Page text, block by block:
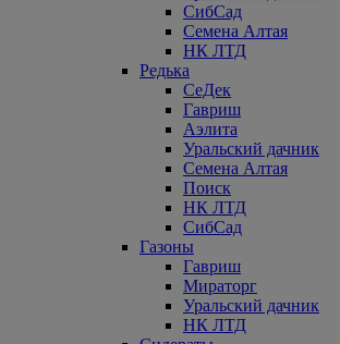
СибСад
Семена Алтая
НК ЛТД
Редька
СеДек
Гавриш
Аэлита
Уральский дачник
Семена Алтая
Поиск
НК ЛТД
СибСад
Газоны
Гавриш
Мираторг
Уральский дачник
НК ЛТД